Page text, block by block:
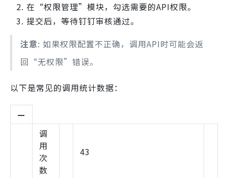
在“权限管理”模块，勾选需要的API权限。
提交后，等待钉钉审核通过。
注意: 如果权限配置不正确，调用API时可能会返
回“无权限”错误。
以下是常见的调用统计数据：
—
调
用
次
数
43